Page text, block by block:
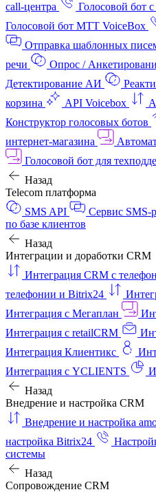
call-центра
Голосовой бот
Голосовой бот МТТ VoiceBox
Отправка шаблонных
речи
Опрос /
Детектирование АИ
корзина
API Voicebox
Конструктор голосовых ботов
интернет‑магазина
Голосовой бот для
Назад
Telecom платформа
SMS API
Сервис SMS-
по базе клиентов
Назад
Интеграции и доработки CRM
Интеграция CRM с
телефонии и Bitrix24
Интеграция с Мегаплан
Интеграция с retailCRM
Интеграция Клиентикс
Интеграция с YCLIENTS
Назад
Внедрение и настройка CRM
Внедрение и настройка
настройка Bitrix24
системы
Назад
Сопровождение CRM